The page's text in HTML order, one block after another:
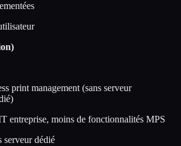
print management (sans serveur
entreprise, moins de fonctionnalités MPS
serveur dédié